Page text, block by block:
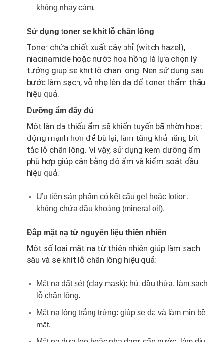
không nhạy cảm.
Sử dụng toner se khít lỗ chân lông
Toner chứa chiết xuất cây phỉ (witch hazel),
niacinamide hoặc nước hoa hồng là lựa chọn lý
tưởng giúp se khít lỗ chân lông. Nên sử dụng sau
bước làm sạch, vỗ nhẹ lên da để toner thẩm thấu
hiệu quả.
Dưỡng ẩm đầy đủ
Một làn da thiếu ẩm sẽ khiến tuyến bã nhờn hoạt
động mạnh hơn để bù lại, làm tăng khả năng bít
tắc lỗ chân lông. Vì vậy, sử dụng kem dưỡng ẩm
phù hợp giúp cân bằng độ ẩm và kiểm soát dầu
hiệu quả.
Ưu tiên sản phẩm có kết cấu gel hoặc lotion,
không chứa dầu khoáng (mineral oil).
Đắp mặt nạ từ nguyên liệu thiên nhiên
Một số loại mặt nạ từ thiên nhiên giúp làm sạch
sâu và se khít lỗ chân lông hiệu quả:
Mặt nạ đất sét (clay mask): hút dầu thừa, làm sạch
lỗ chân lông.
Mặt nạ lòng trắng trứng: giúp se da và làm mịn bề
mặt.